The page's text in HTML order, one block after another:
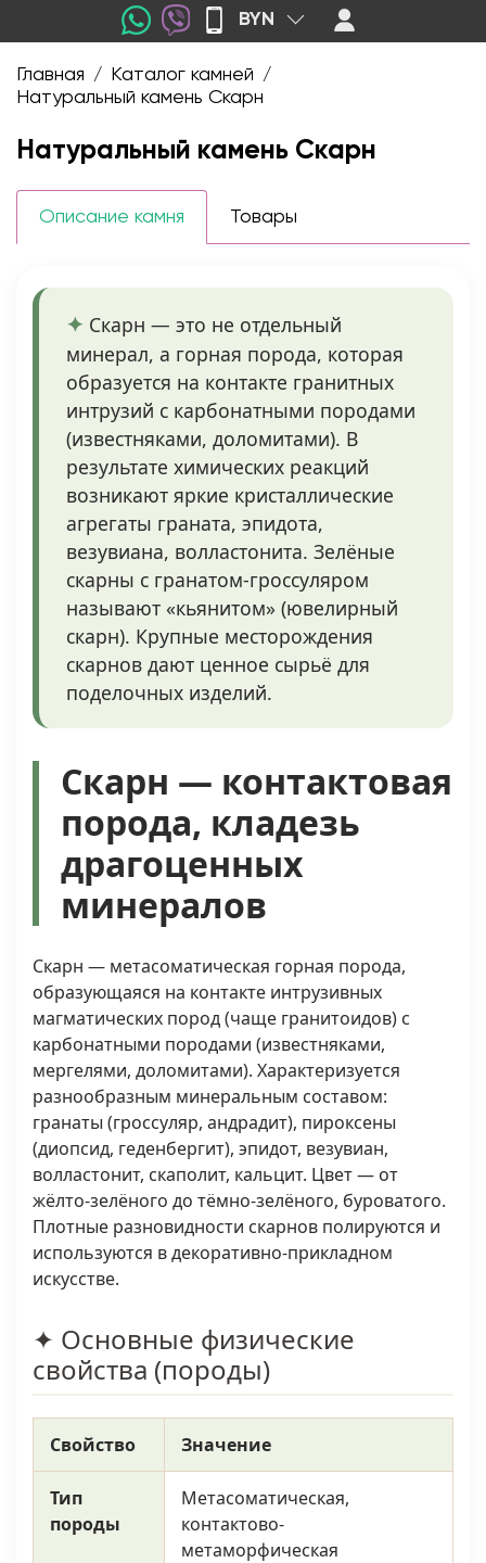
BYN
Главная / Каталог камней /
Натуральный камень Скарн
Натуральный камень Скарн
Описание камня Товары
Скарн — это не отдельный
минерал, а горная порода, которая
образуется на контакте гранитных
интрузий с карбонатными породами
(известняками, доломитами). В
результате химических реакций
возникают яркие кристаллические
агрегаты граната, эпидота,
везувиана, волластонита. Зелёные
скарны с гранатом-гроссуляром
называют «кьянитом» (ювелирный
скарн). Крупные месторождения
скарнов дают ценное сырьё для
поделочных изделий.
Скарн — контактовая
порода, кладезь
драгоценных
минералов
Скарн — метасоматическая горная порода,
образующаяся на контакте интрузивных
магматических пород (чаще гранитоидов) с
карбонатными породами (известняками,
мергелями, доломитами). Характеризуется
разнообразным минеральным составом:
гранаты (гроссуляр, андрадит), пироксены
(диопсид, геденбергит), эпидот, везувиан,
волластонит, скаполит, кальцит. Цвет — от
жёлто-зелёного до тёмно-зелёного, буроватого.
Плотные разновидности скарнов полируются и
используются в декоративно-прикладном
искусстве.
✦ Основные физические
свойства (породы)
Свойство Значение
Тип
породы
Метасоматическая,
контактово-
метаморфическая